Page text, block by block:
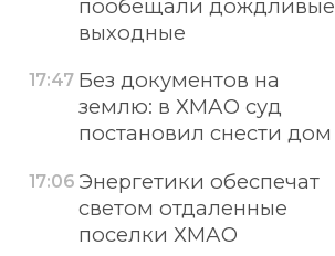
пообещали дождливые
выходные
17:47 Без документов на
землю: в ХМАО суд
постановил снести дом
17:06 Энергетики обеспечат
светом отдаленные
поселки ХМАО